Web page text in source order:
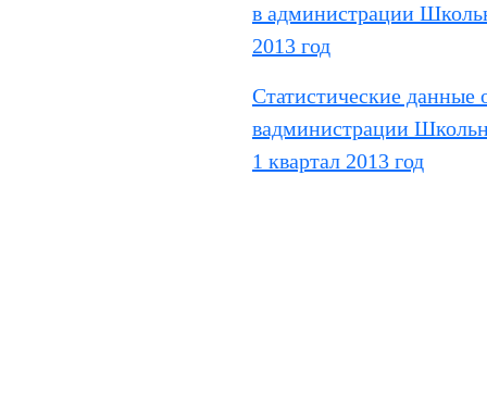
в администрации
2013 год
Статистические данные
вадминистрации
1 квартал 2013 год